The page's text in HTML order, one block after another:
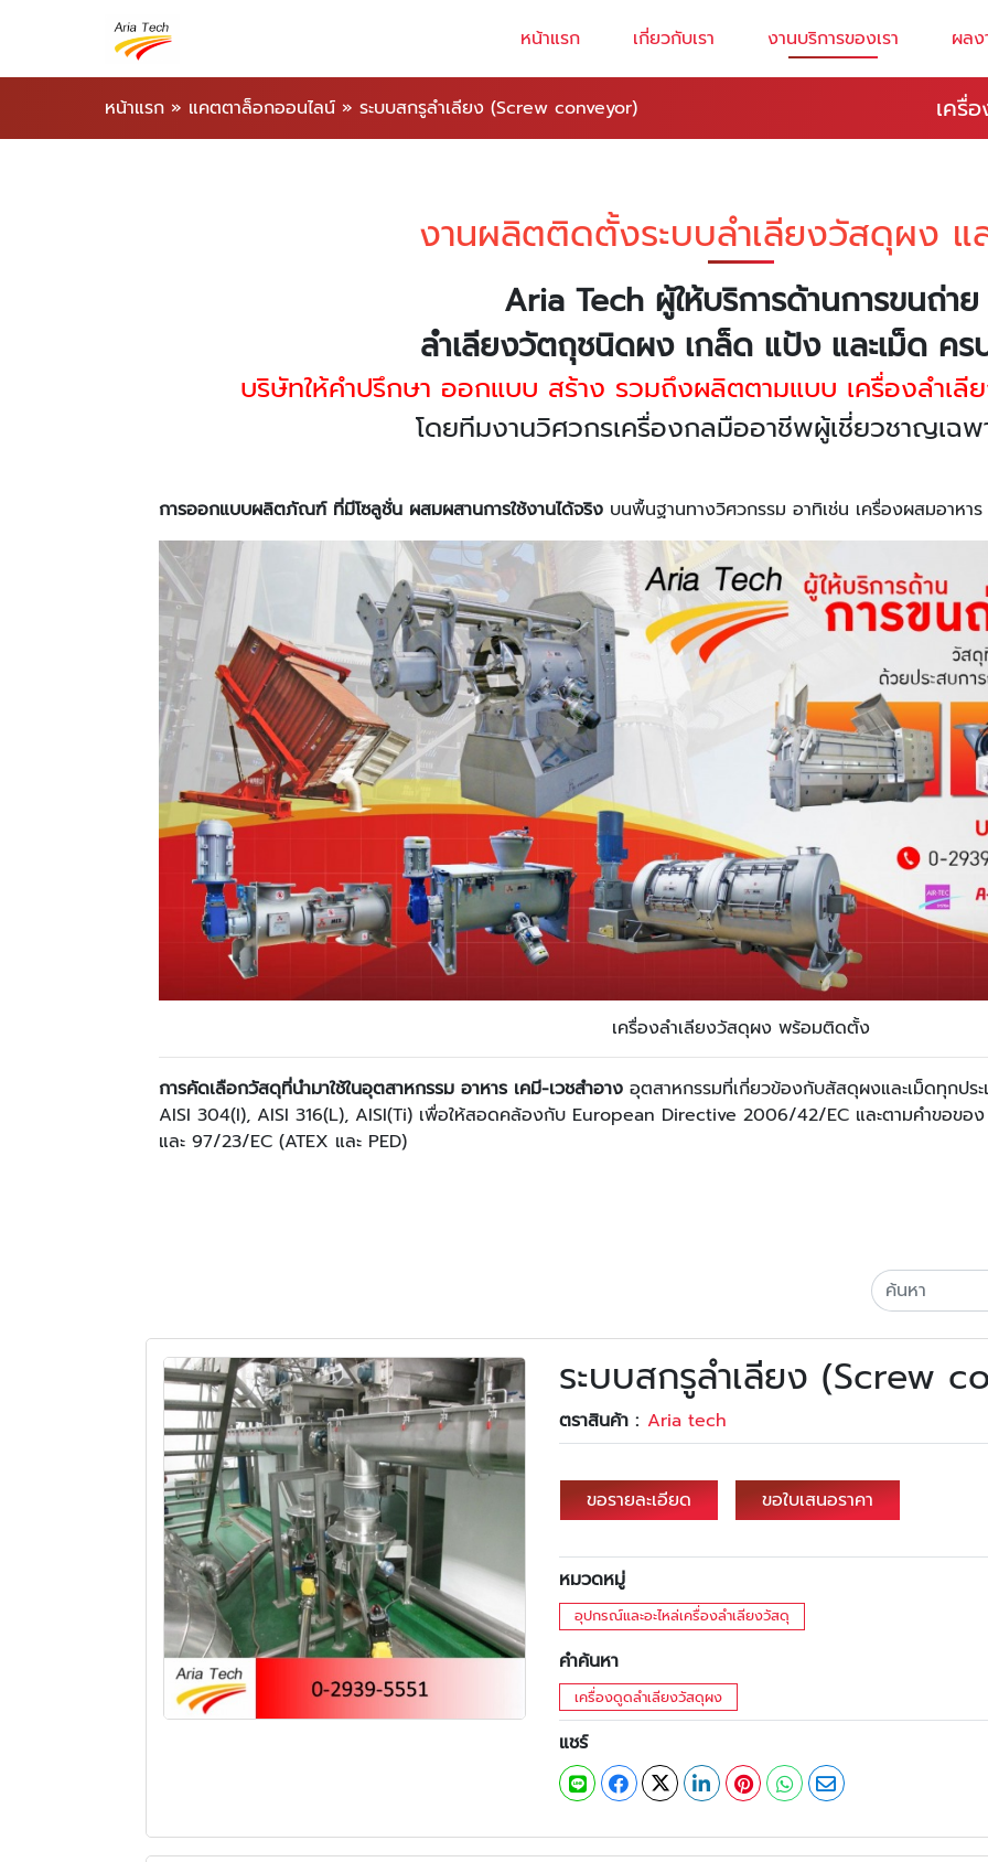
หน้าแรก เกี่ยวกับเรา งานบริการของเรา ผลง
หน้าแรก » แคตตาล็อกออนไลน์ » ระบบสกรูลำเลียง (Screw conveyor) เครื่
งานผลิตติดตั้งระบบลำเลียงวัสดุผง แ
Aria Tech ผู้ให้บริการด้านการขนถ่าย
ลำเลียงวัตถุชนิดผง เกล็ด แป้ง และเม็ด คร
บริษัทให้คำปรึกษา ออกแบบ สร้าง รวมถึงผลิตตามแบบ เครื่องลำเ
โดยทีมงานวิศวกรเครื่องกลมืออาชีพผู้เชี่ยวชาญเฉ
การออกแบบผลิตภัณฑ์ ที่มีโซลูชั่น ผสมผสานการใช้งานได้จริง บนพื้นฐานทางวิศวกรรม อาทิเช่น เครื่องผสมอาหา
เครื่องลำเลียงวัสดุผง พร้อมติดตั้ง
การคัดเลือกวัสดุที่นำมาใช้ในอุตสาหกรรม อาหาร เคมี-เวชสำอาง อุตสาหกรรมที่เกี่ยวข้องกับสัสดุผงและเม็ดทุกปร
AISI 304(I), AISI 316(L), AISI(Ti) เพื่อให้สอดคล้องกับ European Directive 2006/42/EC และตามคำขอข
และ 97/23/EC (ATEX และ PED)
ระบบสกรูลำเลียง (Screw
ตราสินค้า : Aria tech
ขอรายละเอียด ขอใบเสนอราคา
หมวดหมู่
อุปกรณ์และอะไหล่เครื่องลำเลียงวัสดุ
คำค้นหา
เครื่องดูดลำเลียงวัสดุผง
แชร์